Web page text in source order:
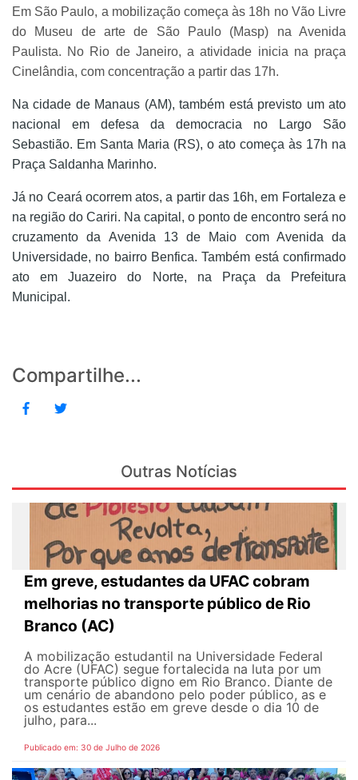
Em São Paulo, a mobilização começa às 18h no Vão Livre
do Museu de arte de São Paulo (Masp) na Avenida
Paulista. No Rio de Janeiro, a atividade inicia na praça
Cinelândia, com concentração a partir das 17h.
Na cidade de Manaus (AM), também está previsto um ato
nacional em defesa da democracia no Largo São
Sebastião. Em Santa Maria (RS), o ato começa às 17h na
Praça Saldanha Marinho.
Já no Ceará ocorrem atos, a partir das 16h, em Fortaleza e
na região do Cariri. Na capital, o ponto de encontro será no
cruzamento da Avenida 13 de Maio com Avenida da
Universidade, no bairro Benfica. Também está confirmado
ato em Juazeiro do Norte, na Praça da Prefeitura
Municipal.
Compartilhe...
Outras Notícias
Em greve, estudantes da UFAC cobram
melhorias no transporte público de Rio
Branco (AC)
A mobilização estudantil na Universidade Federal
do Acre (UFAC) segue fortalecida na luta por um
transporte público digno em Rio Branco. Diante de
um cenário de abandono pelo poder público, as e
os estudantes estão em greve desde o dia 10 de
julho, para...
Publicado em: 30 de Julho de 2026